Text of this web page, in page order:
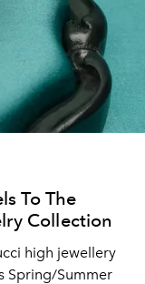
To The
Collection
high jewellery
Spring/Summer